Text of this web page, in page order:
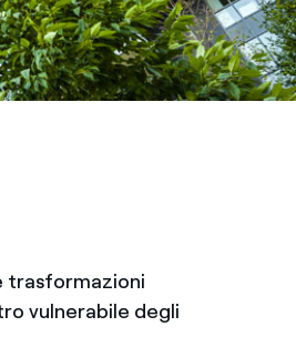
trasformazioni
vulnerabile degli